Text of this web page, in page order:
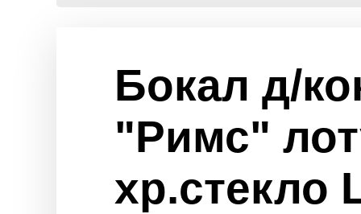
Бокал д/
"Римс"
хр.стекло